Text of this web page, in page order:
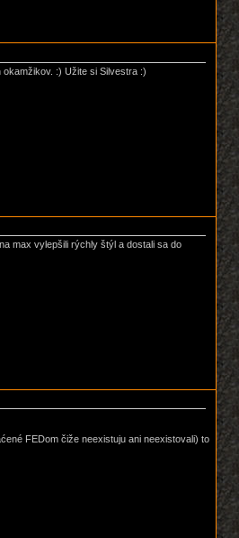
:) Užite si Silvestra :)
max vylepšili rýchly štýl a dostali sa do
FEDom čiže neexistuju ani neexistovali) to